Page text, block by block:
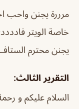
مرررة يجنن واحب
خاصة الويتر
يجنن محترم
التقرير الثالث:
السلام عليكم و